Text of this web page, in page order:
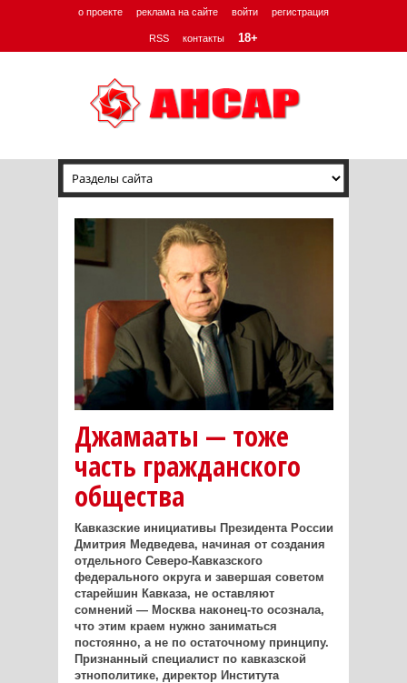
о проекте реклама на сайте войти регистрация
RSS контакты 18+
Джамааты — тоже
часть гражданского
общества
Кавказские инициативы Президента России
Дмитрия Медведева, начиная от создания
отдельного Северо-Кавказского
федерального округа и завершая советом
старейшин Кавказа, не оставляют
сомнений — Москва наконец-то осознала,
что этим краем нужно заниматься
постоянно, а не по остаточному принципу.
Признанный специалист по кавказской
этнополитике, директор Института